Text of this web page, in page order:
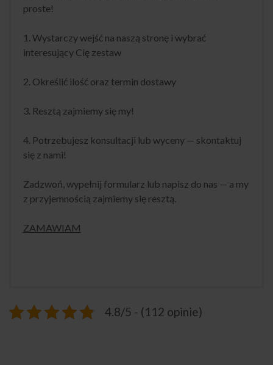
proste!
1. Wystarczy wejść na naszą stronę i wybrać
interesujący Cię zestaw
2. Określić ilość oraz termin dostawy
3. Resztą zajmiemy się my!
4. Potrzebujesz konsultacji lub wyceny — skontaktuj
się z nami!
Zadzwoń, wypełnij formularz lub napisz do nas — a my
z przyjemnością zajmiemy się resztą.
ZAMAWIAM
4.8/5 - (112 opinie)